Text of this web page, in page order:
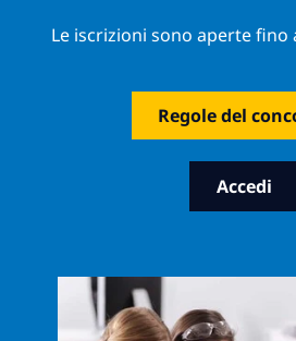
Le iscrizioni sono aperte fino
Regole del
Accedi